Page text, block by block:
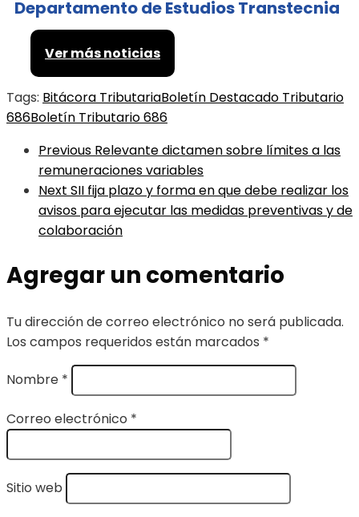
Departamento de Estudios Transtecnia
Ver más noticias
Tags: Bitácora TributariaBoletín Destacado Tributario
686Boletín Tributario 686
Previous Relevante dictamen sobre límites a las
remuneraciones variables
Next SII fija plazo y forma en que debe realizar los
avisos para ejecutar las medidas preventivas y de
colaboración
Agregar un comentario
Tu dirección de correo electrónico no será publicada.
Los campos requeridos están marcados *
Nombre *
Correo electrónico *
Sitio web